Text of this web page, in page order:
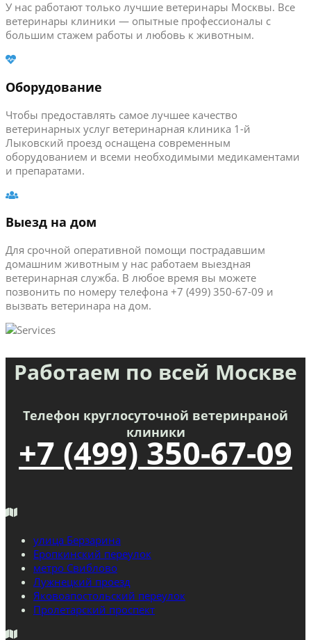
У нас работают только лучшие ветеринары Москвы. Все
ветеринары клиники — опытные профессионалы с
большим стажем работы и любовь к животным.
Оборудование
Чтобы предоставлять самое лучшее качество
ветеринарных услуг ветеринарная клиника 1-й
Лыковский проезд оснащена современным
оборудованием и всеми необходимыми медикаментами
и препаратами.
Выезд на дом
Для срочной оперативной помощи пострадавшим
домашним животным у нас работаем выездная
ветеринарная служба. В любое время вы можете
позвонить по номеру телефона +7 (499) 350-67-09 и
вызвать ветеринара на дом.
Работаем по всей Москве
Телефон круглосуточной ветеринраной
клиники
+7 (499) 350-67-09
улица Берзарина
Еропкинский переулок
метро Свиблово
Лужнецкий проезд
Яковоапостольский переулок
Пролетарский проспект